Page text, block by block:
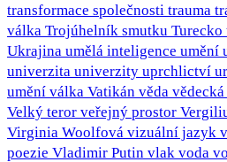
transformace společnosti trauma
válka Trojúhelník smutku Turecko
Ukrajina umělá inteligence umění
univerzita univerzity uprchlictví
umění válka Vatikán věda
Velký teror veřejný prostor
Virginia Woolfová vizuální jazyk
poezie Vladimir Putin vlak voda